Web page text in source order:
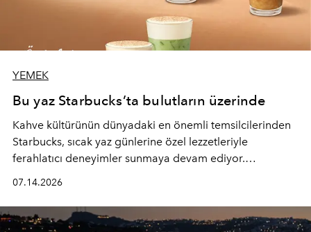
YEMEK
Bu yaz Starbucks’ta bulutların üzerinde
Kahve kültürünün dünyadaki en önemli temsilcilerinden
Starbucks, sıcak yaz günlerine özel lezzetleriyle
ferahlatıcı deneyimler sunmaya devam ediyor.
yepyeni Cloud Frappuccino® Blended Beverage çeşitleri
ve yiyecek alternatifleri yazın keyfine lezzet katıyor.
07.14.2026